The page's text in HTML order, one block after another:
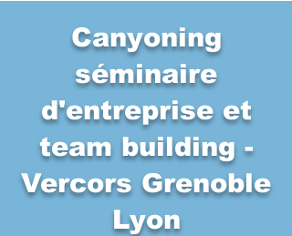
Canyoning
séminaire
d'entreprise et
team building -
Vercors Grenoble
Lyon